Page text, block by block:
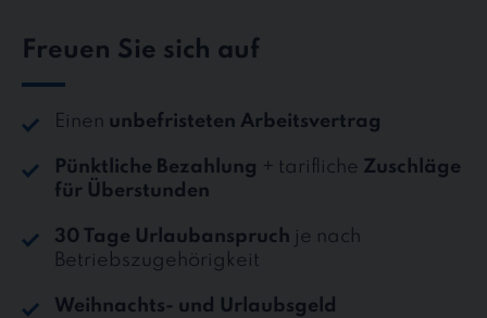
Freuen Sie sich auf
Einen unbefristeten Arbeitsvertrag
Pünktliche Bezahlung + tarifliche Zuschläge
für Überstunden
30 Tage Urlaubanspruch je nach
Betriebszugehörigkeit
Weihnachts- und Urlaubsgeld